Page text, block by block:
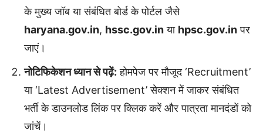
के मुख्य जॉब या संबंधित बोर्ड के पोर्टल जैसे
haryana.gov.in, hssc.gov.inया hpsc.gov.inपर
जाएं।
नोटिफिकेशन ध्यान से पढ़ें: होमपेज पर मौजूद ‘Recruitment’
या ‘Latest Advertisement’ सेक्शन में जाकर संबंधित
भर्ती के डाउनलोड लिंक पर क्लिक करें और पात्रता मानदंडों को
जांचें।